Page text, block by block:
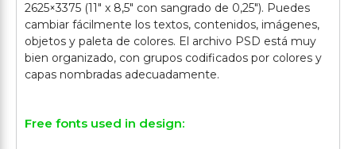
2625×3375 (11" x 8,5" con sangrado de 0,25"). Puedes
cambiar fácilmente los textos, contenidos, imágenes,
objetos y paleta de colores. El archivo PSD está muy
bien organizado, con grupos codificados por colores y
Free fonts used in design: